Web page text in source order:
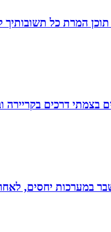
פורום המומחים, כרטיס ביקור
בצמתי דרכים
במערכות יחסים, לאחר